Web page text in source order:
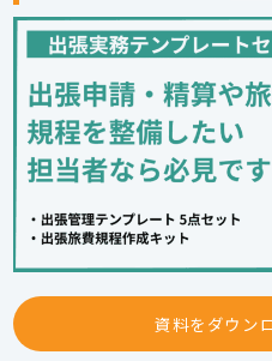
資料をダウン